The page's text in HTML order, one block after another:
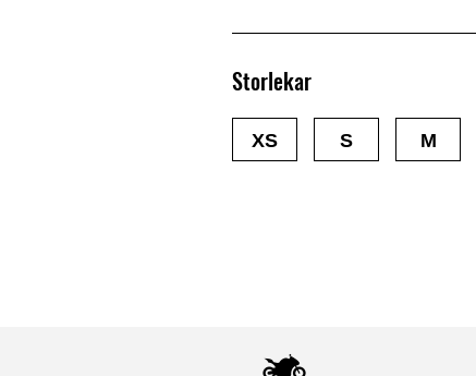
Storlekar
XS S M